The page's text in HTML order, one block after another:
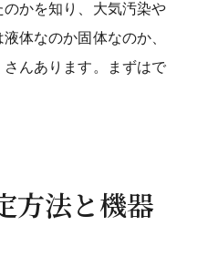
かを知り、大気汚染や
体なのか固体なのか、
んあります。まずはで
方法と機器